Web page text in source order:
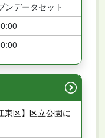
ンデータセット
東区】区立公園に